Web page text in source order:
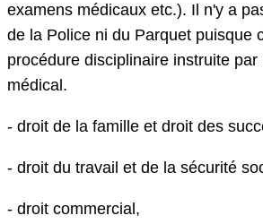
examens médicaux etc.). Il n'y a
de la Police ni du Parquet puisque
procédure disciplinaire instruite par
médical.
- droit de la famille et droit des
- droit du travail et de la sécurité
- droit commercial,